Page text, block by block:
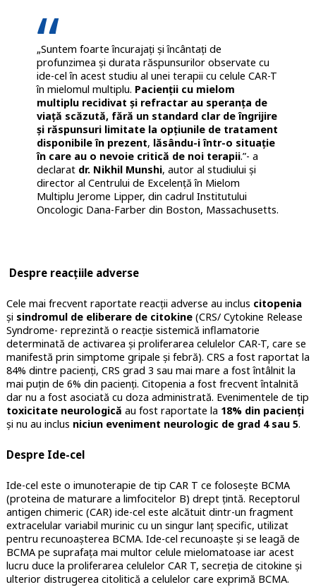
„Suntem foarte încurajați și încântați de
profunzimea și durata răspunsurilor observate cu
ide-cel în acest studiu al unei terapii cu celule CAR-T
în mielomul multiplu. Pacienții cu mielom
multiplu recidivat și refractar au speranța de
viață scăzută, fără un standard clar de îngrijire
și răspunsuri limitate la opțiunile de tratament
disponibile în prezent, lăsându-i într-o situație
în care au o nevoie critică de noi terapii.”- a
declarat dr. Nikhil Munshi, autor al studiului și
director al Centrului de Excelență în Mielom
Multiplu Jerome Lipper, din cadrul Institutului
Oncologic Dana-Farber din Boston, Massachusetts.
Despre reacțiile adverse
Cele mai frecvent raportate reacții adverse au inclus citopenia
și sindromul de eliberare de citokine(CRS/ Cytokine Release
Syndrome- reprezintă o reacție sistemică inflamatorie
determinată de activarea și proliferarea celulelor CAR-T, care se
manifestă prin simptome gripale și febră). CRS a fost raportat la
84% dintre pacienți, CRS grad 3 sau mai mare a fost întâlnit la
mai puțin de 6% din pacienți. Citopenia a fost frecvent întalnită
dar nu a fost asociată cu doza administrată. Evenimentele de tip
toxicitate neurologică au fost raportate la 18% din pacienți
și nu au inclus niciun eveniment neurologic de grad 4 sau 5.
Despre Ide-cel
Ide-cel este o imunoterapie de tip CAR T ce folosește BCMA
(proteina de maturare a limfocitelor B) drept țintă. Receptorul
antigen chimeric (CAR) ide-cel este alcătuit dintr-un fragment
extracelular variabil murinic cu un singur lanț specific, utilizat
pentru recunoașterea BCMA. Ide-cel recunoaște și se leagă de
BCMA pe suprafața mai multor celule mielomatoase iar acest
lucru duce la proliferarea celulelor CAR T, secreția de citokine și
ulterior distrugerea citolitică a celulelor care exprimă BCMA.